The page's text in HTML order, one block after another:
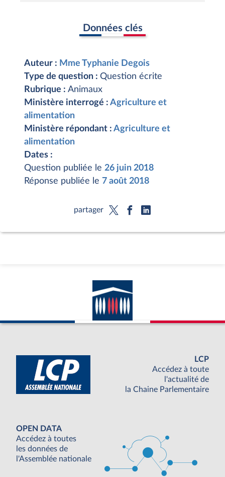
Données clés
Auteur : Mme Typhanie Degois
Type de question : Question écrite
Rubrique : Animaux
Ministère interrogé : Agriculture et
alimentation
Ministère répondant : Agriculture et
alimentation
Dates :
Question publiée le 26 juin 2018
Réponse publiée le 7 août 2018
partager
LCP
Accédez à toute
l'actualité de
la Chaine Parlementaire
OPEN DATA
Accédez à toutes
les données de
l'Assemblée nationale